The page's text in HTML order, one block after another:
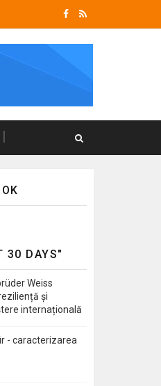
30 DAYS"
Weiss
și
internațională
- caracterizarea